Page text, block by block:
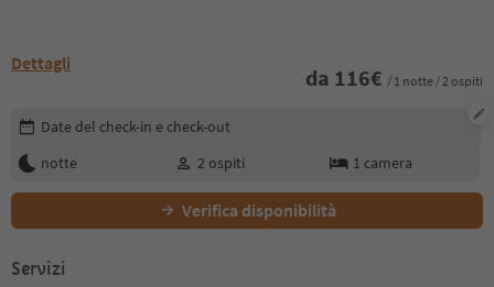
Dettagli
da 116€ / 1 notte / 2 ospiti
Modifica i dettagli della prenotazione
Date del check-in e check-out
notte
2 ospiti 1 camera
Verifica disponibilità
Servizi